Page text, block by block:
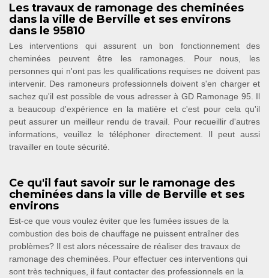
Les travaux de ramonage des cheminées
dans la ville de Berville et ses environs
dans le 95810
Les interventions qui assurent un bon fonctionnement des
cheminées peuvent être les ramonages. Pour nous, les
personnes qui n'ont pas les qualifications requises ne doivent pas
intervenir. Des ramoneurs professionnels doivent s'en charger et
sachez qu'il est possible de vous adresser à GD Ramonage 95. Il
a beaucoup d'expérience en la matière et c'est pour cela qu'il
peut assurer un meilleur rendu de travail. Pour recueillir d'autres
informations, veuillez le téléphoner directement. Il peut aussi
travailler en toute sécurité.
Ce qu'il faut savoir sur le ramonage des
cheminées dans la ville de Berville et ses
environs
Est-ce que vous voulez éviter que les fumées issues de la
combustion des bois de chauffage ne puissent entraîner des
problèmes? Il est alors nécessaire de réaliser des travaux de
ramonage des cheminées. Pour effectuer ces interventions qui
sont très techniques, il faut contacter des professionnels en la